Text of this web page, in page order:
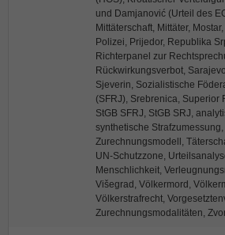
und Damjanović (Urteil des
Mittäterschaft, Mittäter,
Polizei, Prijedor, Republika
Richterpanel zur
Rückwirkungsverbot,
Sjeverin, Sozialistische
(SFRJ), Srebrenica, Superior
StGB SFRJ, StGB SRJ,
synthetische
Zurechnungsmodell,
UN-Schutzzone,
Menschlichkeit,
Višegrad, Völkermord,
Völkerstrafrecht,
Zurechnungsmodalitäten,